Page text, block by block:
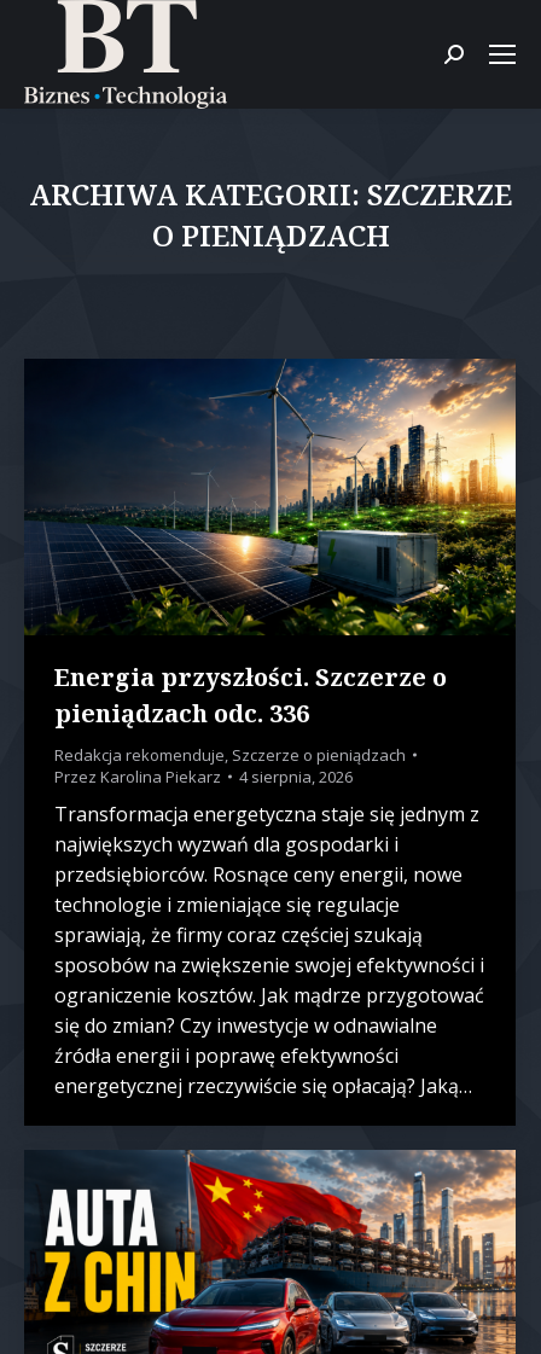
Szukaj:
ARCHIWA KATEGORII: SZCZERZE
O PIENIĄDZACH
Energia przyszłości. Szczerze o
pieniądzach odc. 336
Redakcja rekomenduje, Szczerze o pieniądzach
Przez Karolina Piekarz 4 sierpnia, 2026
Transformacja energetyczna staje się jednym z
największych wyzwań dla gospodarki i
przedsiębiorców. Rosnące ceny energii, nowe
technologie i zmieniające się regulacje
sprawiają, że firmy coraz częściej szukają
sposobów na zwiększenie swojej efektywności i
ograniczenie kosztów. Jak mądrze przygotować
się do zmian? Czy inwestycje w odnawialne
źródła energii i poprawę efektywności
energetycznej rzeczywiście się opłacają? Jaką…